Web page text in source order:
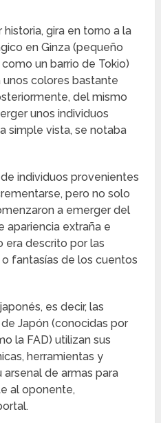
gira en torno a la
en Ginza (pequeño
un barrio de Tokio)
unos colores bastante
del mismo
unos individuos
simple vista, se notaba
individuos provenientes
pero no solo
a emerger del
apariencia extraña e
era descrito por las
fantasías de los cuentos
es decir, las
Japón (conocidas por
la FAD) utilizan sus
herramientas y
de armas para
al oponente,